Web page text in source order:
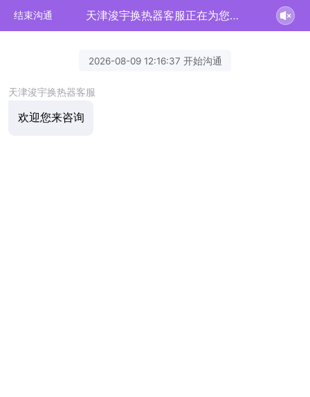
结束沟通 天津浚宇换热器客服正在为您服务
2026-08-09 12:16:37 开始沟通
天津浚宇换热器客服
欢迎您来咨询